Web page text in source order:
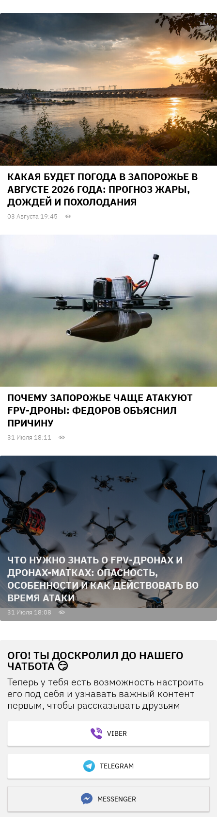
КАКАЯ БУДЕТ ПОГОДА В ЗАПОРОЖЬЕ В
АВГУСТЕ 2026 ГОДА: ПРОГНОЗ ЖАРЫ,
ДОЖДЕЙ И ПОХОЛОДАНИЯ
03 Августа 19:45
ПОЧЕМУ ЗАПОРОЖЬЕ ЧАЩЕ АТАКУЮТ
FPV-ДРОНЫ: ФЕДОРОВ ОБЪЯСНИЛ
ПРИЧИНУ
31 Июля 18:11
ЧТО НУЖНО ЗНАТЬ О FPV-ДРОНАХ И
ДРОНАХ-МАТКАХ: ОПАСНОСТЬ,
ОСОБЕННОСТИ И КАК ДЕЙСТВОВАТЬ ВО
ВРЕМЯ АТАКИ
31 Июля 18:08
ОГО! ТЫ ДОСКРОЛИЛ ДО НАШЕГО
ЧАТБОТА 😏
Теперь у тебя есть возможность настроить
его под себя и узнавать важный контент
первым, чтобы рассказывать друзьям
VIBER
TELEGRAM
MESSENGER